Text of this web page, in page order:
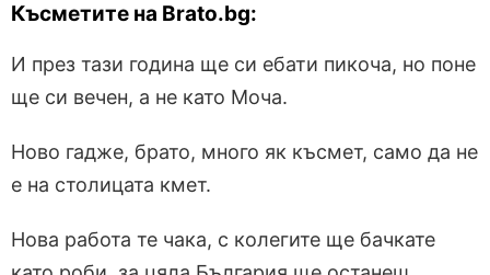
Късметите на Brato.bg:
И през тази година ще си ебати пикоча, но поне
ще си вечен, а не като Моча.
Ново гадже, брато, много як късмет, само да не
е на столицата кмет.
Нова работа те чака, с колегите ще бачкате